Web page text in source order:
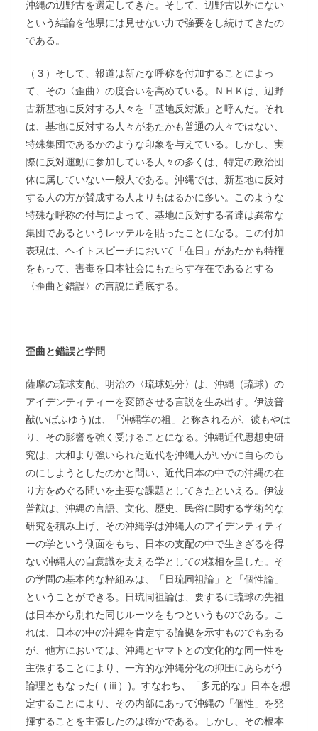
沖縄の辺野古を選定してきた。そして、辺野古以外にない
という結論を他県には見せない力で強要をし続けてきたの
である。
（３）そして、報道は新たな呼称を付加することによっ
て、その〈歪曲〉の度合いを高めている。ＮＨＫは、辺野
古新基地に反対する人々を「基地反対派」と呼んだ。それ
は、基地に反対する人々があたかも普通の人々ではない、
特殊集団であるかのような印象を与えている。しかし、実
際に反対運動に参加している人々の多くは、特定の政治団
体に属していない一般人である。沖縄では、新基地に反対
する人の方が賛成する人よりもはるかに多い。このような
特殊な呼称の付与によって、基地に反対する者達は異常な
集団であるというレッテルを貼ったことになる。この付加
表現は、ヘイトスピーチにおいて「在日」があたかも特権
をもって、害毒を日本社会にもたらす存在であるとする
〈歪曲と錯誤〉の言説に通底する。
歪曲と錯誤と学問
薩摩の琉球支配、明治の〈琉球処分〉は、沖縄（琉球）の
アイデンティティーを変節させる言説を生み出す。伊波普
猷(いばふゆう)は、「沖縄学の祖」と称されるが、彼もやは
り、その影響を強く受けることになる。沖縄近代思想史研
究は、大和より強いられた近代を沖縄人がいかに自らのも
のにしようとしたのかと問い、近代日本の中での沖縄の在
り方をめぐる問いを主要な課題としてきたといえる。伊波
普猷は、沖縄の言語、文化、歴史、民俗に関する学術的な
研究を積み上げ、その沖縄学は沖縄人のアイデンティティ
ーの学という側面をもち、日本の支配の中で生きざるを得
ない沖縄人の自意識を支える学としての様相を呈した。そ
の学問の基本的な枠組みは、「日琉同祖論」と「個性論」
ということができる。日琉同祖論は、要するに琉球の先祖
は日本から別れた同じルーツをもつというものである。こ
れは、日本の中の沖縄を肯定する論拠を示すものでもある
が、他方においては、沖縄とヤマトとの文化的な同一性を
主張することにより、一方的な沖縄分化の抑圧にあらがう
論理ともなった(（ⅲ）)。すなわち、「多元的な」日本を想
定することにより、その内部にあって沖縄の「個性」を発
揮することを主張したのは確かである。しかし、その根本